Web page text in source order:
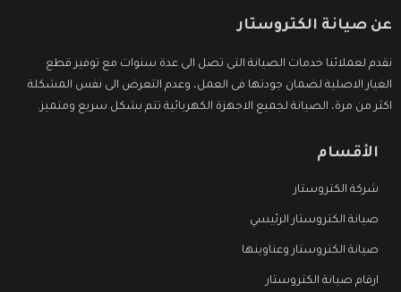
عن صيانة الكتروستار
نقدم لعملائنا خدمات الصيانة التى تصل الى عدة سنوات مع توفير قطع
الغيار الاصلية لضمان جودتها فى العمل، وعدم التعرض الى نفس المشكلة
اكثر من مرة، الصيانة لجميع الاجهزة الكهربائية تتم بشكل سريع ومتميز.
الأقسام
شركة الكتروستار
صيانة الكتروستار الرئيسي
صيانة الكتروستار وعناوينها
ارقام صيانة الكتروستار